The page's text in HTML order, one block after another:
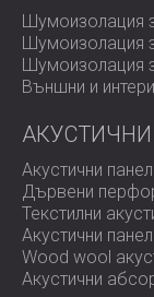
подробни
точно
емисии.
устойчивост на
Обхват
Пълна
Шумоизолация
Шумоизолация
Шумоизолация
Външни и
Акустични
Дървени
Текстилни
Акустични
Wood wool
Акустични